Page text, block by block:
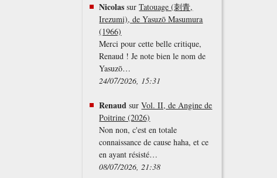
Nicolas surTatouage (刺青,
Irezumi), de Yasuzō Masumura
(1966)
Merci pour cette belle critique,
Renaud ! Je note bien le nom de
Yasuzō…
24/07/2026, 15:31
Renaud surVol. II, de Angine de
Poitrine (2026)
Non non, c'est en totale
connaissance de cause haha, et ce
en ayant résisté…
08/07/2026, 21:38